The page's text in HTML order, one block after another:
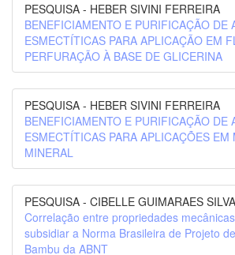
PESQUISA - HEBER SIVINI FERREIRA
BENEFICIAMENTO E PURIFICAÇÃO DE
ESMECTÍTICAS PARA APLICAÇÃO EM
PERFURAÇÃO À BASE DE GLICERINA
PESQUISA - HEBER SIVINI FERREIRA
BENEFICIAMENTO E PURIFICAÇÃO DE
ESMECTÍTICAS PARA APLICAÇÕES EM
MINERAL
PESQUISA - CIBELLE GUIMARAES
Correlação entre propriedades
subsidiar a Norma Brasileira de Projeto
Bambu da ABNT